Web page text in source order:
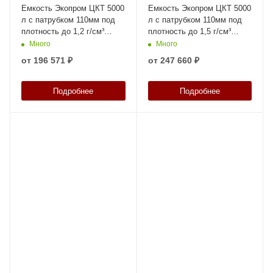
Емкость Экопром ЦКТ 5000
л с патрубком 110мм под
плотность до 1,2 г/см³
белая в обрешетке New
Много
от 196 571 ₽
Подробнее
Емкость Экопром ЦКТ 5000
л с патрубком 110мм под
плотность до 1,5 г/см³
белая в обрешетке New
Много
от 247 660 ₽
Подробнее